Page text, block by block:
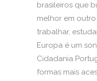
brasileiros que
melhor em
trabalhar,
Europa é um
Cidadania
formas mais